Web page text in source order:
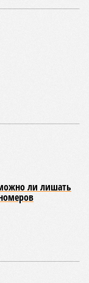
ждать от
достройки
556
леса» пайщики ЖК
Group начала
леса»
и
–
на Люблинской